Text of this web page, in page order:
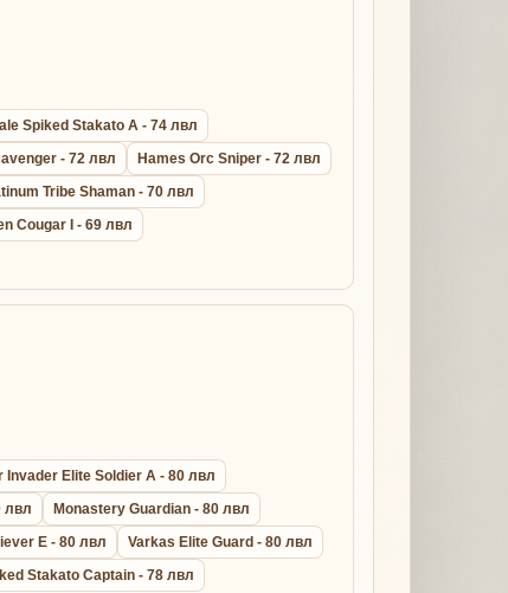
Spiked Stakato A - 74 лвл
- 72 лвл
Hames Orc Sniper - 72 лвл
Tribe Shaman - 70 лвл
Cougar I - 69 лвл
Invader Elite Soldier A - 80 лвл
лвл
Monastery Guardian - 80 лвл
E - 80 лвл
Varkas Elite Guard - 80 лвл
Stakato Captain - 78 лвл